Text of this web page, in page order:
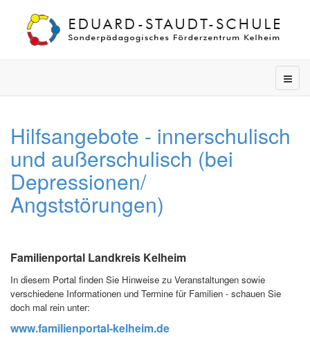
Hilfsangebote - innerschulisch
und außerschulisch (bei
Depressionen/
Angststörungen)
Familienportal Landkreis Kelheim
In diesem Portal finden Sie Hinweise zu Veranstaltungen sowie
verschiedene Informationen und Termine für Familien - schauen Sie
doch mal rein unter:
www.familienportal-kelheim.de